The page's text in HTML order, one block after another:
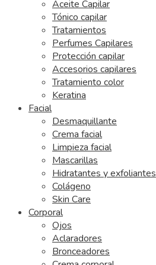
Aceite Capilar
Tónico capilar
Tratamientos
Perfumes Capilares
Protección capilar
Accesorios capilares
Tratamiento color
Keratina
Facial
Desmaquillante
Crema facial
Limpieza facial
Mascarillas
Hidratantes y exfoliantes
Colágeno
Skin Care
Corporal
Ojos
Aclaradores
Bronceadores